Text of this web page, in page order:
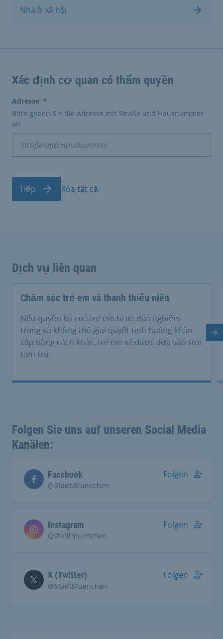
Nhà ở xã hội
Xác định cơ quan có thẩm quyền
Adresse *
Bitte geben Sie die Adresse mit Straße und Hausnummer
an
Tiếp Xóa tất cả
Dịch vụ liên quan
Chăm sóc trẻ em và thanh thiếu niên
Nếu quyền lợi của trẻ em bị đe dọa nghiêm
trọng và không thể giải quyết tình huống khẩn
cấp bằng cách khác, trẻ em sẽ được đưa vào trại
tạm trú.
Folgen Sie uns auf unseren Social Media
Kanälen:
Facebook
@Stadt.Muenchen
Folgen
Instagram
@stadtmuenchen
Folgen
X (Twitter)
@StadtMuenchen
Folgen